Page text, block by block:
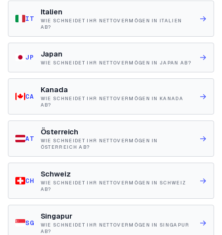
IT
Italien
WIE SCHNEIDET IHR NETTOVERMÖGEN IN ITALIEN
AB?
→
JP Japan
WIE SCHNEIDET IHR NETTOVERMÖGEN IN JAPAN AB? →
CA
Kanada
WIE SCHNEIDET IHR NETTOVERMÖGEN IN KANADA
AB?
→
AT
Österreich
WIE SCHNEIDET IHR NETTOVERMÖGEN IN
ÖSTERREICH AB?
→
CH
Schweiz
WIE SCHNEIDET IHR NETTOVERMÖGEN IN SCHWEIZ
AB?
→
SG
Singapur
WIE SCHNEIDET IHR NETTOVERMÖGEN IN SINGAPUR
AB?
→